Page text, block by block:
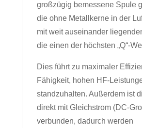
großzügig bemessene Spule
die ohne Metallkerne in der
mit weit auseinander
die einen der höchsten „Q“-
Dies führt zu maximaler
Fähigkeit, hohen HF-
standzuhalten. Außerdem ist
direkt mit Gleichstrom (DC-
verbunden, dadurch werden